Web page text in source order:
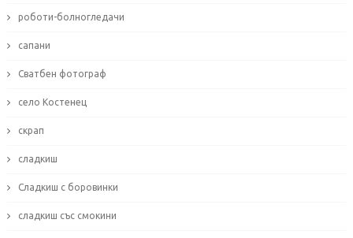
роботи-болногледачи
сапани
Сватбен фотограф
село Костенец
скрап
сладкиш
Сладкиш с боровинки
сладкиш със смокини